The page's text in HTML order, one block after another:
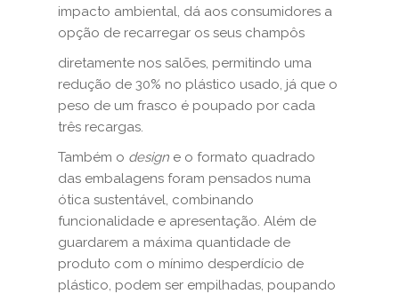
impacto ambiental, dá aos consumidores a
opção de recarregar os seus champôs
diretamente nos salões, permitindo uma
redução de 30% no plástico usado, já que o
peso de um frasco é poupado por cada
três recargas.
Também o design e o formato quadrado
das embalagens foram pensados numa
ótica sustentável, combinando
funcionalidade e apresentação. Além de
guardarem a máxima quantidade de
produto com o mínimo desperdício de
plástico, podem ser empilhadas, poupando